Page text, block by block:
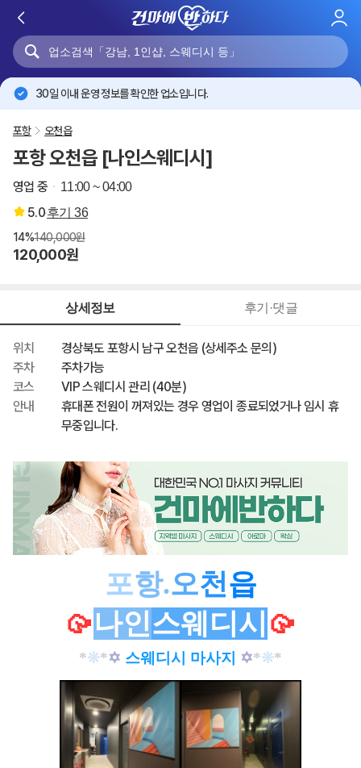
로
30일 이내 운영 정보를 확인한 업소입니다.
포항 오천읍
포항 오천읍 [나인스웨디시]
영업 중 11:00 ~ 04:00
5.0후기36
14%140,000원
120,000원
상세정보 후기·댓글
위치
경상북도 포항시 남구 오천읍 (상세주소 문의)
주차
주차가능
코스
VIP 스웨디시 관리 (40분)
안내
휴대폰 전원이 꺼져있는 경우 영업이 종료되었거나 임시 휴
무중입니다.
포항.오천읍
🥠나인스웨디시 🥠
*❊*✡ 스웨디시 마사지 ✡*❊*